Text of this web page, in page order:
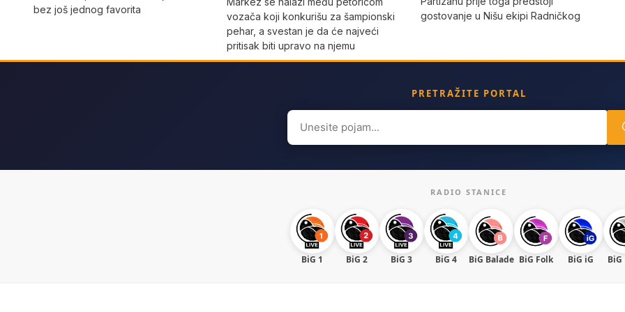
bez još jednog favorita
vozača koji konkurišu za šampionski
pehar, a svestan je da će najveći
pritisak biti upravo na njemu
gostovanje u Nišu ekipi Radničkog
PRETRAŽITE PORTAL
Search
for:
RADIO STANICE
BiG 1 BiG 2 BiG 3 BiG 4 BiG Balade BiG Folk BiG iG BiG